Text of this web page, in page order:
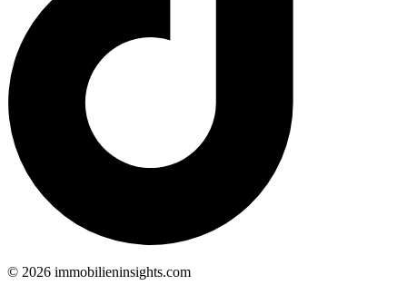
© 2026 immobilieninsights.com